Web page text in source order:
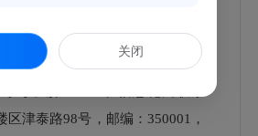
1日至2025年12月31日。本报
民政府门户网站”（http://www.g
送鼓楼区档案馆，欢迎查阅。对
与鼓楼区工业和信息化局联系
区津泰路98号，邮编：350001，
关闭